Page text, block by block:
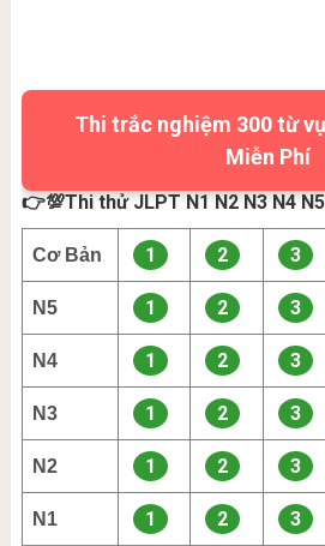
Thi trắc nghiệm 300 từ
Miễn Phí
👉💯Thi thử JLPT N1 N2 N3 N4
Cơ Bản 1 2 3
N5 1 2 3
N4 1 2 3
N3 1 2 3
N2 1 2 3
N1 1 2 3